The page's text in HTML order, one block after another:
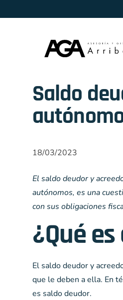
Saldo
18/03/2023
El saldo deudor y
autónomos, es una
con sus obligaciones
¿Qué
El saldo deudor y
que le deben a ella. En
es saldo deudor.